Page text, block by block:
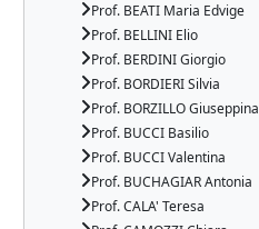
Prof. BEATI Maria Edvige
Prof. BELLINI Elio
Prof. BERDINI Giorgio
Prof. BORDIERI Silvia
Prof. BORZILLO Giuseppina
Prof. BUCCI Basilio
Prof. BUCCI Valentina
Prof. BUCHAGIAR Antonia
Prof. CALA' Teresa